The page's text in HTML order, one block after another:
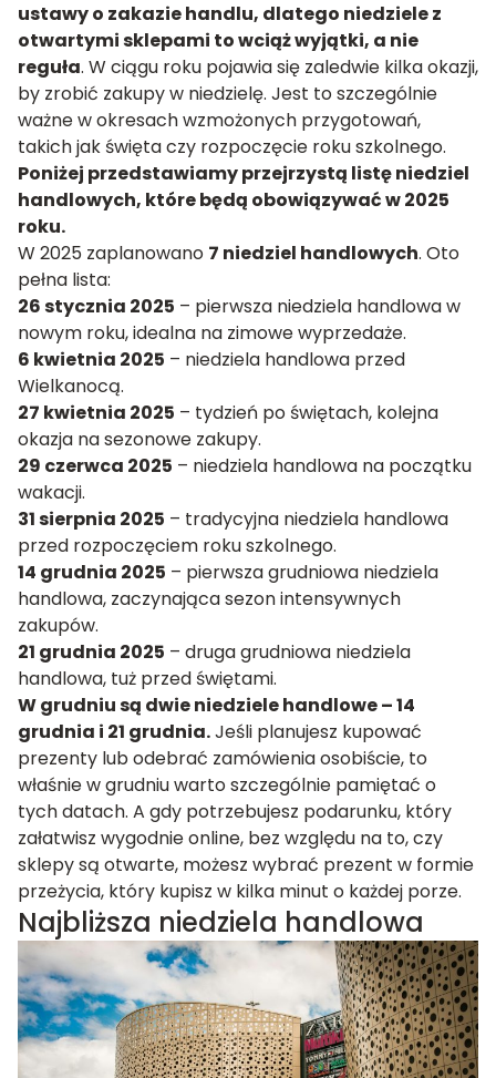
ustawy o zakazie handlu, dlatego niedziele z
otwartymi sklepami to wciąż wyjątki, a nie
reguła. W ciągu roku pojawia się zaledwie kilka okazji,
by zrobić zakupy w niedzielę. Jest to szczególnie
ważne w okresach wzmożonych przygotowań,
takich jak święta czy rozpoczęcie roku szkolnego.
Poniżej przedstawiamy przejrzystą listę niedziel
handlowych, które będą obowiązywać w 2025
roku.
W 2025 zaplanowano 7 niedziel handlowych. Oto
pełna lista:
26 stycznia 2025 – pierwsza niedziela handlowa w
nowym roku, idealna na zimowe wyprzedaże.
6 kwietnia 2025 – niedziela handlowa przed
Wielkanocą.
27 kwietnia 2025 – tydzień po świętach, kolejna
okazja na sezonowe zakupy.
29 czerwca 2025 – niedziela handlowa na początku
wakacji.
31 sierpnia 2025 – tradycyjna niedziela handlowa
przed rozpoczęciem roku szkolnego.
14 grudnia 2025 – pierwsza grudniowa niedziela
handlowa, zaczynająca sezon intensywnych
zakupów.
21 grudnia 2025 – druga grudniowa niedziela
handlowa, tuż przed świętami.
W grudniu są dwie niedziele handlowe – 14
grudnia i 21 grudnia.Jeśli planujesz kupować
prezenty lub odebrać zamówienia osobiście, to
właśnie w grudniu warto szczególnie pamiętać o
tych datach. A gdy potrzebujesz podarunku, który
załatwisz wygodnie online, bez względu na to, czy
sklepy są otwarte, możesz wybrać prezent w formie
przeżycia, który kupisz w kilka minut o każdej porze.
Najbliższa niedziela handlowa